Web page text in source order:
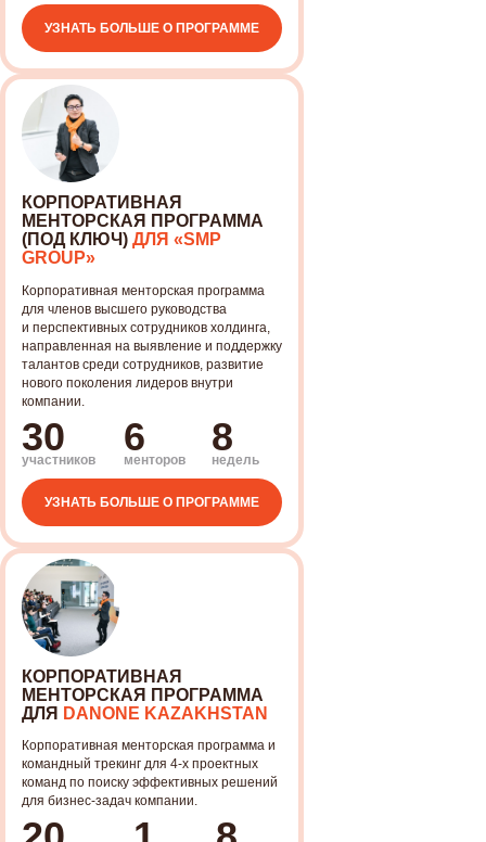
УЗНАТЬ БОЛЬШЕ О ПРОГРАММЕ
30
участников
6
менторов
8
недель
КОРПОРАТИВНАЯ
МЕНТОРСКАЯ ПРОГРАММА
(ПОД КЛЮЧ) ДЛЯ «SMP
GROUP»
Корпоративная менторская программа
для членов высшего руководства
и перспективных сотрудников холдинга,
направленная на выявление и поддержку
талантов среди сотрудников, развитие
нового поколения лидеров внутри
компании.
УЗНАТЬ БОЛЬШЕ О ПРОГРАММЕ
КОРПОРАТИВНАЯ
МЕНТОРСКАЯ ПРОГРАММА
ДЛЯ DANONE KAZAKHSTAN
Корпоративная менторская программа и
командный трекинг для 4-х проектных
команд по поиску эффективных решений
для бизнес-задач компании.